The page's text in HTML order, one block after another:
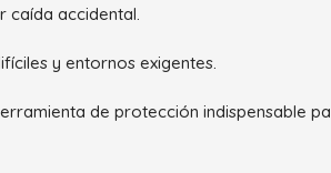
caída accidental.
y entornos exigentes.
de protección